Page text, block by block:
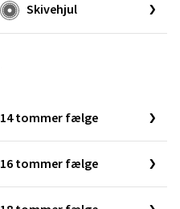
Skivehjul
14 tommer fælge
16 tommer fælge